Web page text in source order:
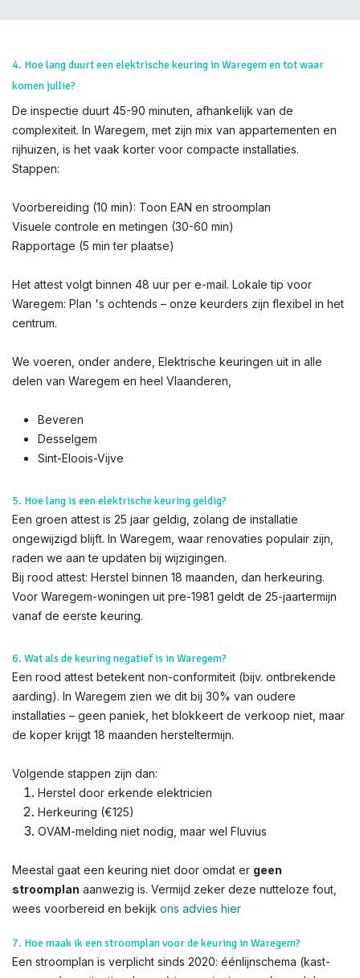
4. Hoe lang duurt een elektrische keuring in Waregem en tot waar
komen jullie?
De inspectie duurt 45-90 minuten, afhankelijk van de
complexiteit. In Waregem, met zijn mix van appartementen en
rijhuizen, is het vaak korter voor compacte installaties.
Stappen:
Voorbereiding (10 min): Toon EAN en stroomplan
Visuele controle en metingen (30-60 min)
Rapportage (5 min ter plaatse)
Het attest volgt binnen 48 uur per e-mail. Lokale tip voor
Waregem: Plan 's ochtends – onze keurders zijn flexibel in het
centrum.
We voeren, onder andere, Elektrische keuringen uit in alle
delen van Waregem en heel Vlaanderen,
Beveren
Desselgem
Sint-Eloois-Vijve
5. Hoe lang is een elektrische keuring geldig?
Een groen attest is 25 jaar geldig, zolang de installatie
ongewijzigd blijft. In Waregem, waar renovaties populair zijn,
raden we aan te updaten bij wijzigingen.
Bij rood attest: Herstel binnen 18 maanden, dan herkeuring.
Voor Waregem-woningen uit pre-1981 geldt de 25-jaartermijn
vanaf de eerste keuring.
6. Wat als de keuring negatief is in Waregem?
Een rood attest betekent non-conformiteit (bijv. ontbrekende
aarding). In Waregem zien we dit bij 30% van oudere
installaties – geen paniek, het blokkeert de verkoop niet, maar
de koper krijgt 18 maanden hersteltermijn.
Volgende stappen zijn dan:
Herstel door erkende elektricien
Herkeuring (€125)
OVAM-melding niet nodig, maar wel Fluvius
Meestal gaat een keuring niet door omdat er geen
stroomplan aanwezig is. Vermijd zeker deze nutteloze fout,
wees voorbereid en bekijk ons advies hier
7. Hoe maak ik een stroomplan voor de keuring in Waregem?
Een stroomplan is verplicht sinds 2020: éénlijnschema (kast-